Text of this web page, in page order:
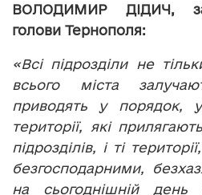
ВОЛОДИМИР ДІДИЧ,
голови Тернополя:
«Всі підрозділи не
всього міста
приводять у порядок, у
території, які
підрозділів, і ті
безгосподарними,
на сьогоднішній